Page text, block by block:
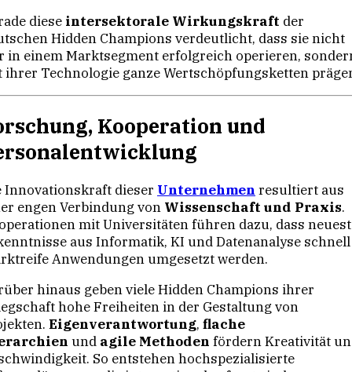
diese intersektorale Wirkungskraft der
Hidden Champions verdeutlicht, dass sie nicht
in einem Marktsegment erfolgreich operieren,
ihrer Technologie ganze Wertschöpfungsketten
Kooperation und
Innovationskraft dieser Unternehmen resultiert aus
engen Verbindung von Wissenschaft und Praxis.
mit Universitäten führen dazu, dass
aus Informatik, KI und Datenanalyse
Anwendungen umgesetzt werden.
hinaus geben viele Hidden Champions ihrer
hohe Freiheiten in der Gestaltung von
Eigenverantwortung, flache
und agile Methoden fördern Kreativität
So entstehen hochspezialisierte